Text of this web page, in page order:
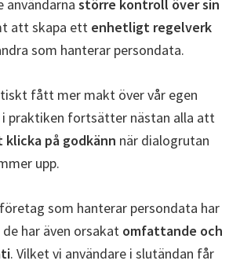
användarna större kontroll över sin
att skapa ett enhetligt regelverk
som hanterar persondata.
fått mer makt över vår egen
i praktiken fortsätter nästan alla att
på godkänn när dialogrutan
upp.
som hanterar persondata har
har även orsakat omfattande och
. Vilket vi användare i slutändan får